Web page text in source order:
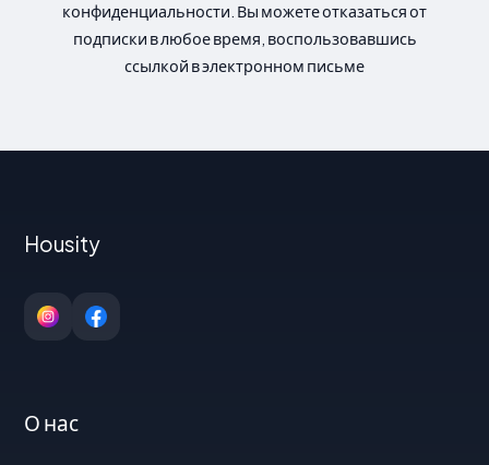
конфиденциальности. Вы можете отказаться от
подписки в любое время, воспользовавшись
ссылкой в электронном письме
Housity
О нас